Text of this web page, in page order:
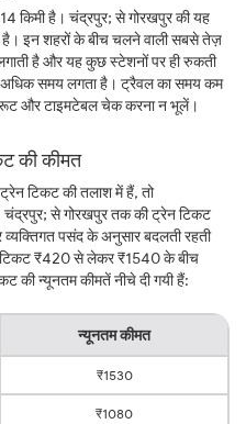
किमी है। चंद्रपुर; से गोरखपुर की यह
है। इन शहरों के बीच चलने वाली सबसे तेज़
है और यह कुछ स्टेशनों पर ही रुकती
समय लगता है। ट्रैवल का समय कम
और टाइमटेबल चेक करना न भूलें।
की कीमत
टिकट की तलाश में हैं, तो
से गोरखपुर तक की ट्रेन टिकट
पसंद के अनुसार बदलती रहती
टिकट ₹420 से लेकर ₹1540 के बीच
की न्यूनतम कीमतें नीचे दी गयी हैं:
न्यूनतम कीमत
₹1530
₹1080